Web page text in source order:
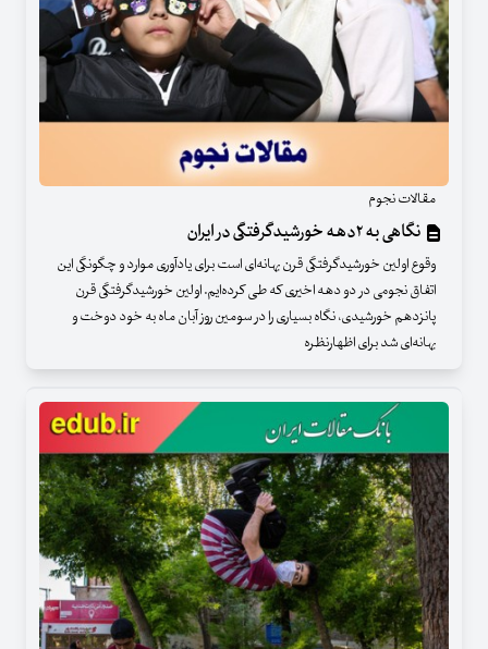
مقالات نجوم
نگاهی به ۲دهه خورشیدگرفتگی‌ در ایران
وقوع اولین خورشیدگرفتگی قرن بهانه‌ای است برای یادآوری موارد و چگونگی این
اتفاق نجومی در دو دهه اخیری که طی کرده‌ایم. اولین خورشیدگرفتگی قرن
پانزدهم خورشیدی، نگاه بسیاری را در سومین روز آبان ماه به خود دوخت و
بهانه‌ای شد برای اظهارنظره